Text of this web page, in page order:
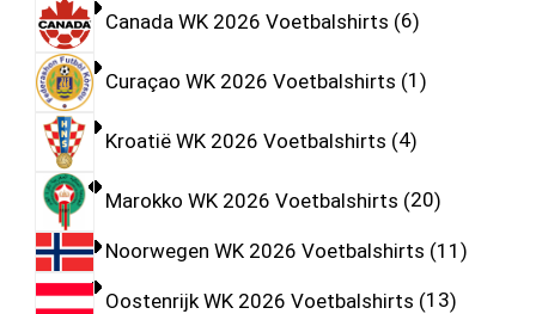
Canada WK 2026 Voetbalshirts 6
Curaçao WK 2026 Voetbalshirts 1
Kroatië WK 2026 Voetbalshirts 4
Marokko WK 2026 Voetbalshirts 20
Noorwegen WK 2026 Voetbalshirts 11
Oostenrijk WK 2026 Voetbalshirts 13